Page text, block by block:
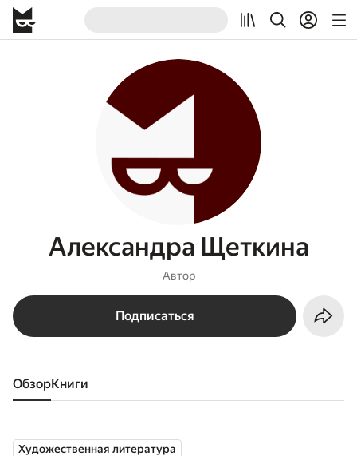
Александра Щеткина
Автор
Подписаться
Обзор книги
Художественная литература